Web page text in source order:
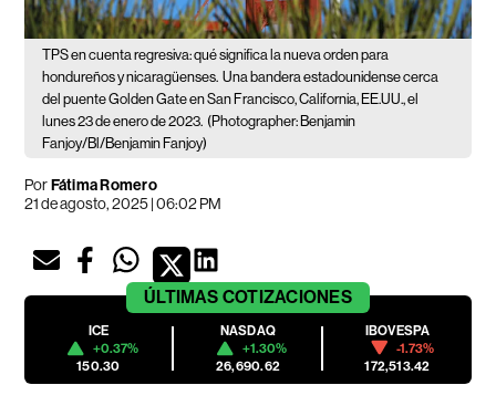
TPS en cuenta regresiva: qué significa la nueva orden para
hondureños y nicaragüenses. Una bandera estadounidense cerca
del puente Golden Gate en San Francisco, California, EE.UU., el
lunes 23 de enero de 2023. (Photographer: Benjamin
Fanjoy/Bl/Benjamin Fanjoy)
PorFátima Romero
21 de agosto, 2025 | 06:02 PM
ÚLTIMAS COTIZACIONES
ICE
+0.37%
150.30
NASDAQ
+1.30%
26,690.62
IBOVESPA
-1.73%
172,513.42